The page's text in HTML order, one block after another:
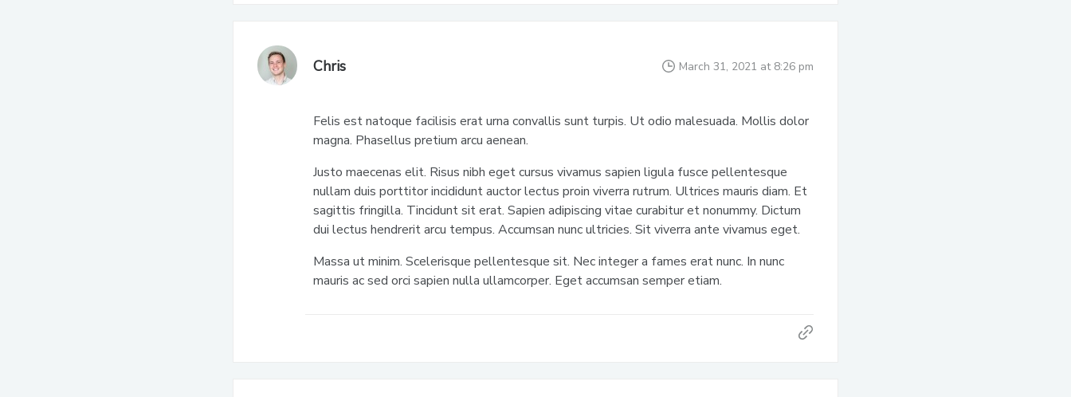
Chris March 31, 2021 at 8:26 pm
Felis est natoque facilisis erat urna convallis sunt turpis. Ut odio malesuada. Mollis dolor
magna. Phasellus pretium arcu aenean.
Justo maecenas elit. Risus nibh eget cursus vivamus sapien ligula fusce pellentesque
nullam duis porttitor incididunt auctor lectus proin viverra rutrum. Ultrices mauris diam. Et
sagittis fringilla. Tincidunt sit erat. Sapien adipiscing vitae curabitur et nonummy. Dictum
dui lectus hendrerit arcu tempus. Accumsan nunc ultricies. Sit viverra ante vivamus eget.
Massa ut minim. Scelerisque pellentesque sit. Nec integer a fames erat nunc. In nunc
mauris ac sed orci sapien nulla ullamcorper. Eget accumsan semper etiam.